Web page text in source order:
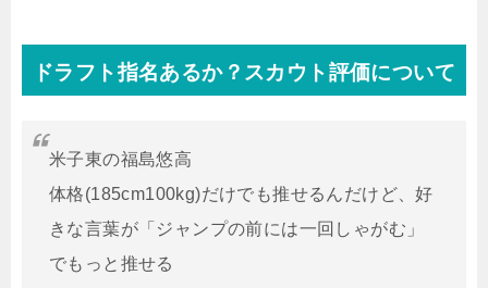
ドラフト指名あるか？スカウト評価について
米子東の福島悠高
体格(185cm100kg)だけでも推せるんだけど、好
きな言葉が「ジャンプの前には一回しゃがむ」
でもっと推せる